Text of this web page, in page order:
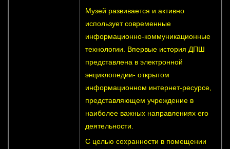
Музей развивается и активно
использует современные
информационно-коммуникационные
технологии. Впервые история ДПШ
представлена в электронной
энциклопедии- открытом
информационном интернет-ресурсе,
представляющем учреждение в
наиболее важных направлениях его
деятельности.
С целью сохранности в помещении